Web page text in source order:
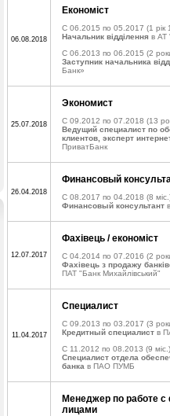
06.08.2018
Економіст
C 06.2015 по 05.2017 (1 рік
Начальник відділення в АТ
C 06.2013 по 06.2015 (2
Заступник начальника
Банк»
25.07.2018
Экономист
C 09.2012 по 07.2018 (13
Ведущий специалист по
клиентов, эксперт
ПриватБанк
26.04.2018
Финансовый
C 08.2017 по 04.2018 (8
Финансовый консультант
12.07.2017
Фахівець / економіст
C 04.2014 по 07.2016 (2
Фахівець з продажу
ПАТ "Банк Михайлівський"
11.04.2017
Специалист
C 09.2013 по 03.2017 (3
Кредитный специалист в
C 11.2012 по 08.2013 (9 міс.)
Специалист отдела
банка в ПАО ПУМБ
Менеджер по работе
лицами